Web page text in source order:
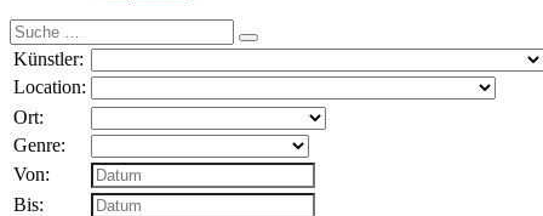
Suche
nach:
Künstler:
Location:
Ort:
Genre:
Von:
Bis: